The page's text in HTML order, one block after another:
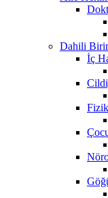
Dahili
İç